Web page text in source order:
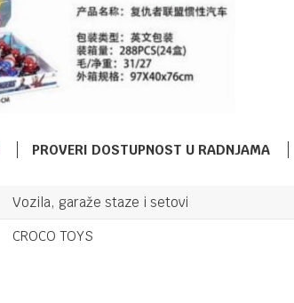
PROVERI DOSTUPNOST U RADNJAMA
Vozila, garaže staze i setovi
CROCO TOYS